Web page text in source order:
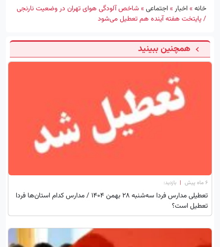
خانه»اخبار»اجتماعی»شاخص آلودگی هوای تهران در وضعیت نارنجی
/ پایتخت هفته آینده هم تعطیل می‌شود
همچنین ببینید
۶ ماه پیش | بازدید:
تعطیلی مدارس فردا سه‌شنبه 28 بهمن ۱۴۰۴ / مدارس کدام استان‌ها فردا
تعطیل است؟